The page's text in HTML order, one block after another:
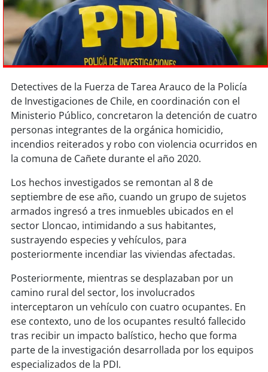
soyarica
soy iquique
soy calama
soy antofagasta
soycopiapó
soyquillota
soysanantonio
soychillán
soysancarlos
soytalcahuano
soy concepción
Detectives de la Fuerza de Tarea Arauco de la Policía
de Investigaciones de Chile, en coordinación con el
Ministerio Público, concretaron la detención de cuatro
personas integrantes de la orgánica homicidio,
incendios reiterados y robo con violencia ocurridos en
la comuna de Cañete durante el año 2020.
Los hechos investigados se remontan al 8 de
septiembre de ese año, cuando un grupo de sujetos
armados ingresó a tres inmuebles ubicados en el
sector Lloncao, intimidando a sus habitantes,
sustrayendo especies y vehículos, para
posteriormente incendiar las viviendas afectadas.
Posteriormente, mientras se desplazaban por un
camino rural del sector, los involucrados
interceptaron un vehículo con cuatro ocupantes. En
ese contexto, uno de los ocupantes resultó fallecido
tras recibir un impacto balístico, hecho que forma
parte de la investigación desarrollada por los equipos
especializados de la PDI.